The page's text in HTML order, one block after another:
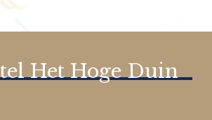
Het Hoge Duin